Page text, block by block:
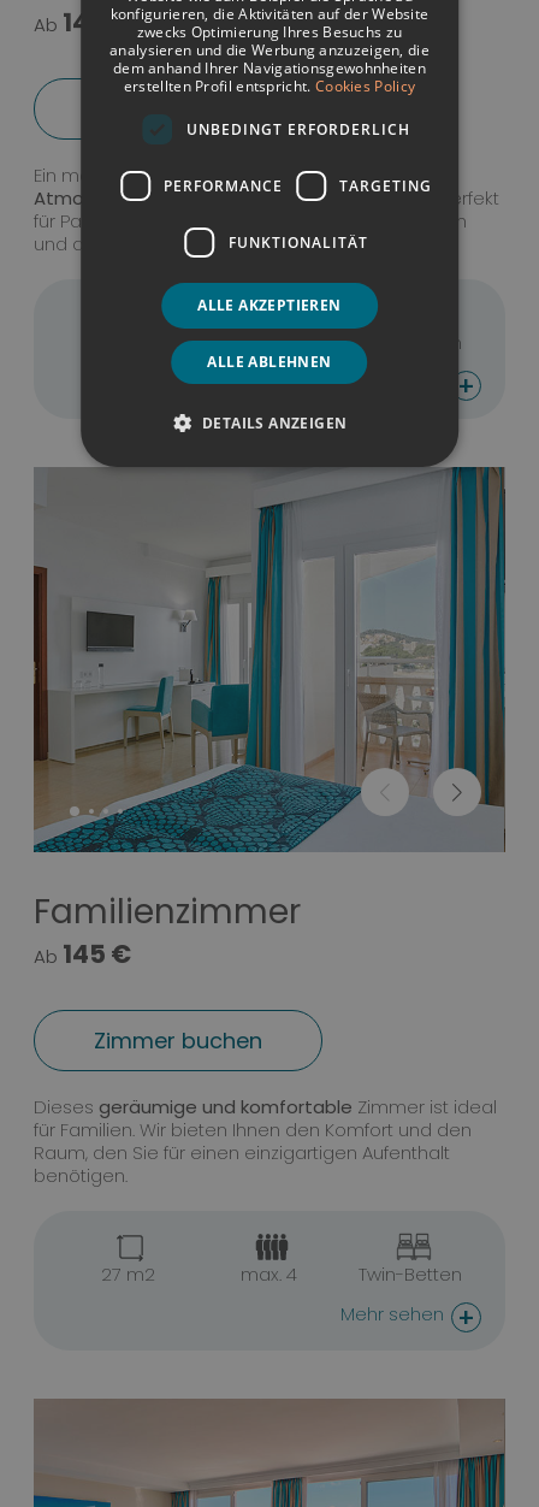
Ab 145 €
Komfortzimmer mit seitlichem
Ein modernes Design und eineeinladende
Atmosphäreerwarten Sie. Diese Zimmer sind perfekt
für Paare, bieten dieEntspannung
, die Sie suchen
und alle Annehmlichkeiten, die Sie benötigen.
max. 3
Twin-Betten
Mehr sehen
+
Familienzimmer
Ab 145 €
Zimmer buchen
Familienzimmer
Dieses geräumige und komfortable Zimmer ist ideal
für Familien. Wir bieten Ihnen den Komfort und den
Raum, den Sie für einen einzigartigen Aufenthalt
benötigen.
27 m2 max. 4
Twin-Betten
Mehr sehen +
FRENCH
GERMAN
ENGLISH
konfigurieren, die Aktivitäten auf der Website
zwecks Optimierung Ihres Besuchs zu
analysieren und die Werbung anzuzeigen, die
dem anhand Ihrer Navigationsgewohnheiten
erstellten Profil entspricht. Cookies Policy
UNBEDINGT ERFORDERLICH
PERFORMANCE TARGETING
FUNKTIONALITÄT
ALLE AKZEPTIEREN
ALLE ABLEHNEN
DETAILS ANZEIGEN